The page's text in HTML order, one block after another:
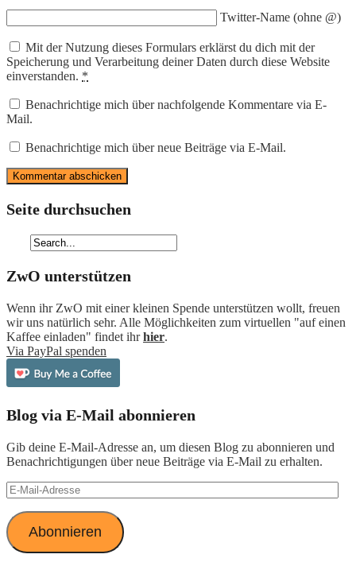
Twitter-Name (ohne @)
Mit der Nutzung dieses Formulars erklärst du dich mit der
Speicherung und Verarbeitung deiner Daten durch diese Website
einverstanden. *
Benachrichtige mich über nachfolgende Kommentare via E-
Mail.
Benachrichtige mich über neue Beiträge via E-Mail.
Seite durchsuchen
ZwO unterstützen
Wenn ihr ZwO mit einer kleinen Spende unterstützen wollt, freuen
wir uns natürlich sehr. Alle Möglichkeiten zum virtuellen "auf einen
Kaffee einladen" findet ihrhier.
Via PayPal spenden
Blog via E-Mail abonnieren
Gib deine E-Mail-Adresse an, um diesen Blog zu abonnieren und
Benachrichtigungen über neue Beiträge via E-Mail zu erhalten.
E-
Mail-
Adresse
Abonnieren